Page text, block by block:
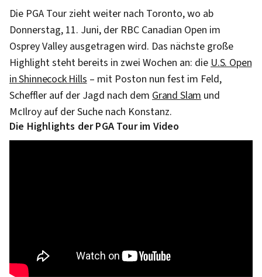
Die PGA Tour zieht weiter nach Toronto, wo ab
Donnerstag, 11. Juni, der RBC Canadian Open im
Osprey Valley ausgetragen wird. Das nächste große
Highlight steht bereits in zwei Wochen an: dieU.S. Open
in Shinnecock Hills– mit Poston nun fest im Feld,
Scheffler auf der Jagd nach dem Grand Slamund
McIlroy auf der Suche nach Konstanz.
Die Highlights der PGA Tour im Video